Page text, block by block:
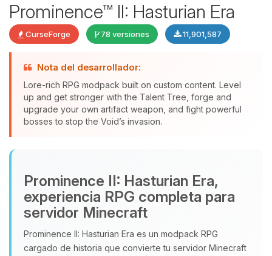
Prominence™ II: Hasturian Era
CurseForge 78 versiones 11,901,587
Nota del desarrollador:
Lore-rich RPG modpack built on custom content. Level
up and get stronger with the Talent Tree, forge and
upgrade your own artifact weapon, and fight powerful
bosses to stop the Void’s invasion.
Prominence II: Hasturian Era,
experiencia RPG completa para
servidor Minecraft
Prominence II: Hasturian Era es un modpack RPG
cargado de historia que convierte tu servidor Minecraft
hablar! Soy Choupy, tu pequeno
asistente de BoxToPlay. Cuentame
que necesitas y moveré mis
pequenos circuitos para ayudarte.
08/08/2026 09:06